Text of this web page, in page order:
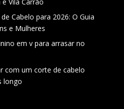
Vila Carrão
Cabelo para 2026: O Guia
e Mulheres
em v para arrasar no
com um corte de cabelo
longo